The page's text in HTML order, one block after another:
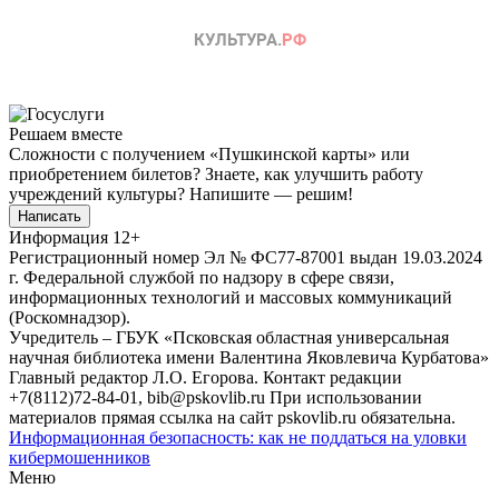
Решаем вместе
Сложности с получением «Пушкинской карты» или
приобретением билетов? Знаете, как улучшить работу
учреждений культуры? Напишите — решим!
Написать
Информация 12+
Регистрационный номер Эл № ФС77-87001 выдан 19.03.2024
г. Федеральной службой по надзору в сфере связи,
информационных технологий и массовых коммуникаций
(Роскомнадзор).
Учредитель – ГБУК «Псковская областная универсальная
научная библиотека имени Валентина Яковлевича Курбатова»
Главный редактор Л.О. Егорова. Контакт редакции
+7(8112)72-84-01, bib@pskovlib.ru При использовании
материалов прямая ссылка на сайт pskovlib.ru обязательна.
Информационная безопасность: как не поддаться на уловки
кибермошенников
Меню